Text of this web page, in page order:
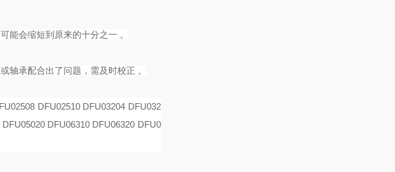
能会缩短到原来的十分之一 。
轴承配合出了问题，需及时校正 。
DFU02510 DFU03204 DFU032
DFU06310 DFU06320 DFU0